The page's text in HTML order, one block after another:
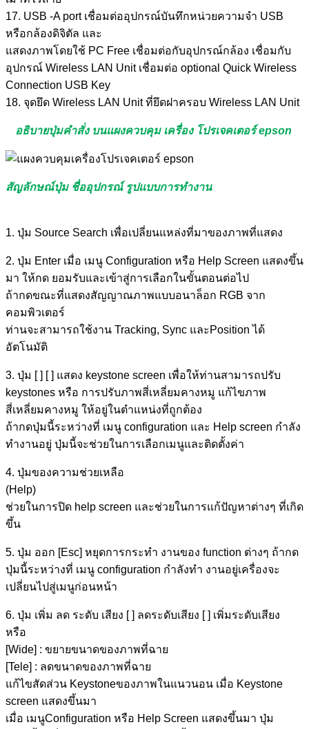
17. USB -A port เชื่อมต่ออุปกรณ์บันทึกหน่วยความจำ USB
หรือกล้องดิจิตัล และ
แสดงภาพโดยใช้ PC Free เชื่อมต่อกับอุปกรณ์กล้อง เชื่อมกับ
อุปกรณ์ Wireless LAN Unit เชื่อมต่อ optional Quick Wireless
Connection USB Key
18. จุดยึด Wireless LAN Unit ที่ยึดฝาครอบ Wireless LAN Unit
อธิบายปุ่มคำสั่ง บนแผงควบคุม เครื่อง โปรเจคเตอร์ epson
สัญลักษณ์ปุ่ม ชื่ออุปกรณ์ รูปแบบการทำงาน
1. ปุ่ม Source Search เพื่อเปลี่ยนแหล่งที่มาของภาพที่แสดง
2. ปุ่ม Enter เมื่อ เมนู Configuration หรือ Help Screen แสดงขึ้น
มา ให้กด ยอมรับและเข้าสู่การเลือกในขั้นตอนต่อไป
ถ้ากดขณะที่แสดงสัญญาณภาพแบบอนาล็อก RGB จาก
คอมพิวเตอร์
ท่านจะสามารถใช้งาน Tracking, Sync และPosition ได้
อัตโนมัติ
3. ปุ่ม [ ] [ ] แสดง keystone screen เพื่อให้ท่านสามารถปรับ
keystones หรือ การปรับภาพสี่เหลี่ยมคางหมู แก้ไขภาพ
สี่เหลี่ยมคางหมู ให้อยู่ในตำแหน่งที่ถูกต้อง
ถ้ากดปุ่มนี้ระหว่างที่ เมนู configuration และ Help screen กำลัง
ทำงานอยู่ ปุ่มนี้จะช่วยในการเลือกเมนูและติดตั้งค่า
4. ปุ่มของความช่วยเหลือ
(Help)
ช่วยในการปิด help screen และช่วยในการแก้ปัญหาต่างๆ ที่เกิด
ขึ้น
5. ปุ่ม ออก [Esc] หยุดการกระทำ งานของ function ต่างๆ ถ้ากด
ปุ่มนี้ระหว่างที่ เมนู configuration กำลังทำ งานอยู่เครื่องจะ
เปลี่ยนไปสู่เมนูก่อนหน้า
6. ปุ่ม เพิ่ม ลด ระดับ เสียง [ ] ลดระดับเสียง [ ] เพิ่มระดับเสียง
หรือ
[Wide] : ขยายขนาดของภาพที่ฉาย
[Tele] : ลดขนาดของภาพที่ฉาย
แก้ไขสัดส่วน Keystoneของภาพในแนวนอน เมื่อ Keystone
screen แสดงขึ้นมา
เมื่อ เมนูConfiguration หรือ Help Screen แสดงขึ้นมา ปุ่ม